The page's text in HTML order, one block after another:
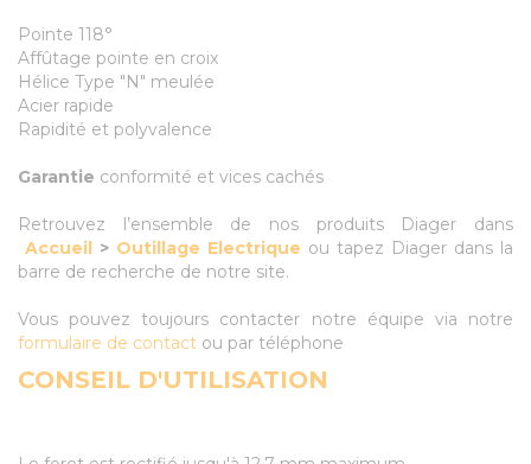
Pointe 118°
Affûtage pointe en croix
Hélice Type "N" meulée
Acier rapide
Rapidité et polyvalence
Garantie conformité et vices cachés
Retrouvez l’ensemble de nos produits Diager dans
Accueil > Outillage Electrique ou tapez Diager dans la
barre de recherche de notre site.
Vous pouvez toujours contacter notre équipe via notre
formulaire de contact ou par téléphone
CONSEIL D'UTILISATION